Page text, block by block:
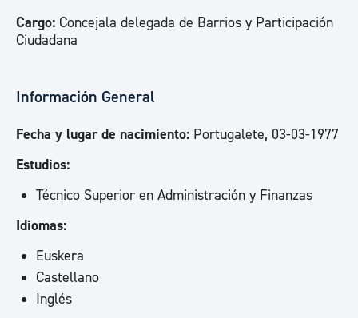
Cargo: Concejala delegada de Barrios y Participación
Ciudadana
Información General
Fecha y lugar de nacimiento: Portugalete, 03-03-1977
Estudios:
Técnico Superior en Administración y Finanzas
Idiomas:
Euskera
Castellano
Inglés